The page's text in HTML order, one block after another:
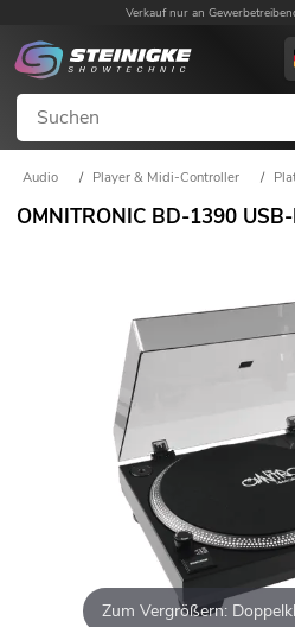
Verkauf nur an
Audio / Player & Midi-Controller /
OMNITRONIC BD-1390
Zum Vergrößern: